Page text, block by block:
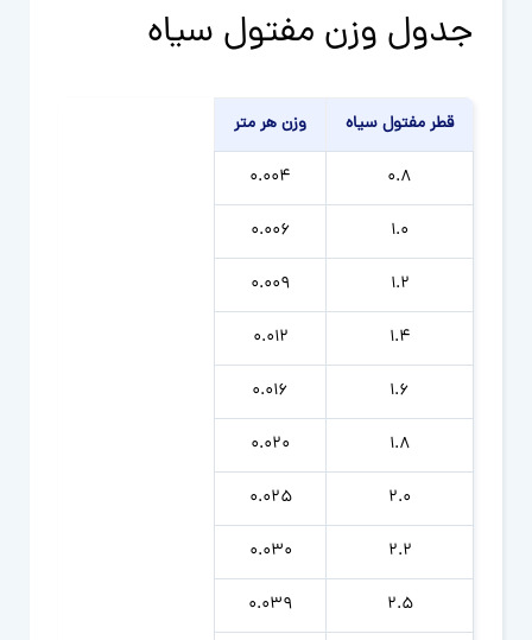
جدول وزن مفتول سیاه
قطر مفتول سیاه وزن هر متر
0.8
0.004
1.0
0.006
1.2
0.009
1.4
0.012
1.6
0.016
1.8
0.020
2.0
0.025
2.2
0.030
2.5
0.039